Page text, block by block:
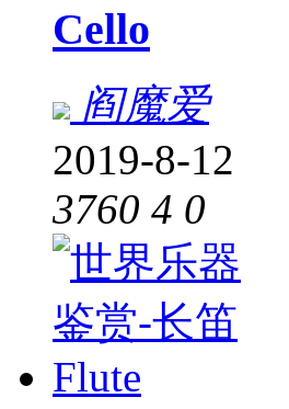
Cello
阎魔爱
2019-8-12
3760 4 0